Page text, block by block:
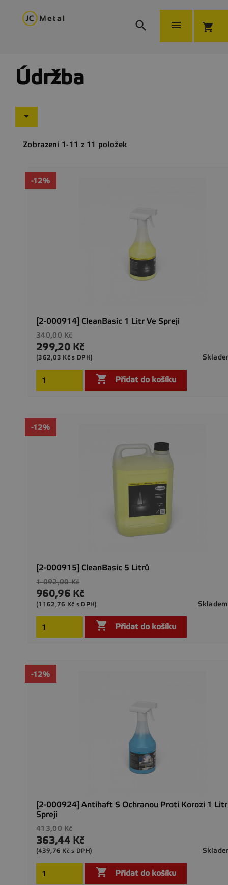
  shopping_cart
Údržba

Zobrazení 1-11 z 11 položek
[2-000914] CleanBasic 1 Litr Ve Spreji
Běžná
cena
340,00 Kč
-12%
Cena
299,20 Kč
(362,03 Kč s DPH)
 Přidat do košíku
[2-000915] CleanBasic 5 Litrů
Běžná
cena
1 092,00 Kč
-12%
Cena
960,96 Kč
Skladem
(1162,76 Kč s DPH)
 Přidat do košíku
[2-000924] Antihaft S Ochranou Proti Korozi 1
Spreji
Běžná
cena
413,00 Kč
-12%
Cena
363,44 Kč
(439,76 Kč s DPH)
 Přidat do košíku